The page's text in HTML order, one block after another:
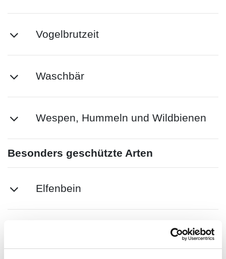
Vogelbrutzeit
Waschbär
Wespen, Hummeln und Wildbienen
Besonders geschützte Arten
Elfenbein
Schildkröten, Schlangen, Papageien
und Sittiche